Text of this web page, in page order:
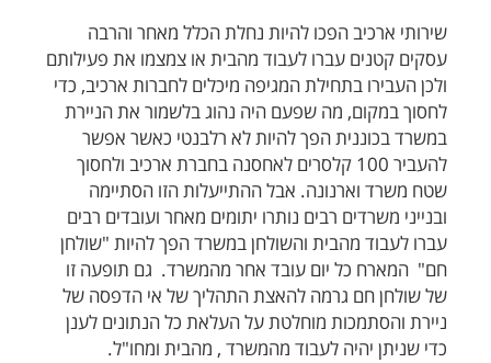
שירותי ארכיב הפכו להיות נחלת הכלל מאחר והרבה
עסקים קטנים עברו לעבוד מהבית או צמצמו את פעילותם
ולכן העבירו בתחילת המגיפה מיכלים לחברות ארכיב, כדי
לחסוך במקום, מה שפעם היה נהוג בלשמור את הניירת
במשרד בכוננית הפך להיות לא רלבנטי כאשר אפשר
להעביר 100 קלסרים לאחסנה בחברת ארכיב ולחסוך
שטח משרד וארנונה. אבל ההתייעלות הזו הסתיימה
ובנייני משרדים רבים נותרו יתומים מאחר ועובדים רבים
עברו לעבוד מהבית והשולחן במשרד הפך להיות "שולחן
חם" המארח כל יום עובד אחר מהמשרד. גם תופעה זו
של שולחן חם גרמה להאצת התהליך של אי הדפסה של
ניירת והסתמכות מוחלטת על העלאת כל הנתונים לענן
כדי שניתן יהיה לעבוד מהמשרד , מהבית ומחו"ל.